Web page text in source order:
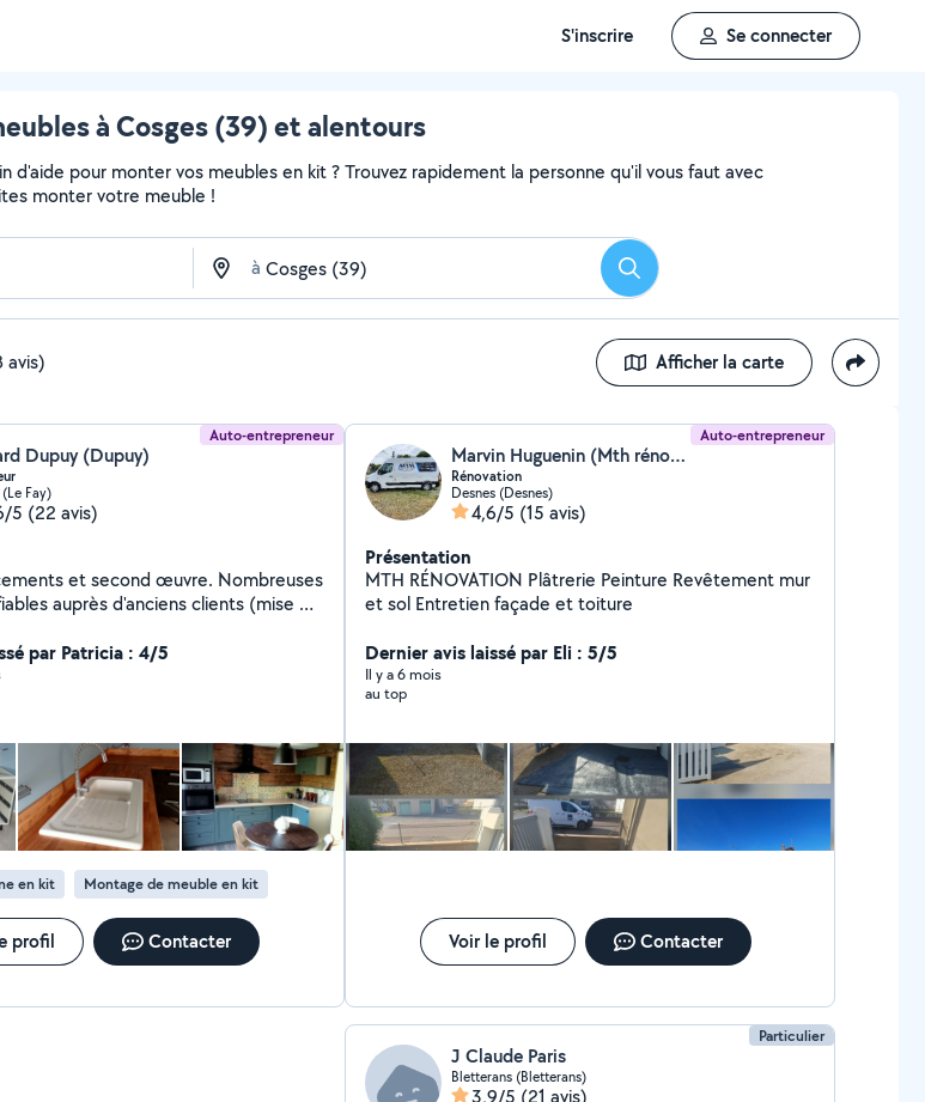
S'inscrire Se connecter
à Cosges (39) et alentours
d'aide pour monter vos meubles en kit ? Trouvez rapidement la personne qu'il vous faut avec
monter votre meuble !
à Rechercher
avis) Afficher la carte
Auto-entrepreneur
Dupuy (Dupuy)
(Le Fay)
5 (22 avis)
et second œuvre. Nombreuses
auprès d'anciens clients (mise en
carrelages et faïence.. Je ne sous-
plomberie, plâtre etc... Devis
par Patricia : 4/5
en kit Montage de meuble en kit
profil Contacter
Auto-entrepreneur
Marvin Huguenin (Mth rénovation)
Rénovation
Desnes (Desnes)
4,6/5 (15 avis)
Présentation
MTH RÉNOVATION Plâtrerie Peinture Revêtement mur
et sol Entretien façade et toiture
Dernier avis laissé par Eli : 5/5
Il y a 6 mois
au top
Voir le profil Contacter
Particulier
J Claude Paris
Bletterans (Bletterans)
3,9/5 (21 avis)